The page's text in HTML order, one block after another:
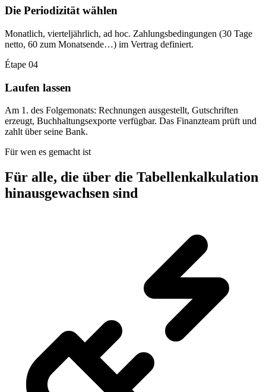
Die Periodizität wählen
Monatlich, vierteljährlich, ad hoc. Zahlungsbedingungen (30 Tage
netto, 60 zum Monatsende…) im Vertrag definiert.
Étape 04
Laufen lassen
Am 1. des Folgemonats: Rechnungen ausgestellt, Gutschriften
erzeugt, Buchhaltungsexporte verfügbar. Das Finanzteam prüft und
zahlt über seine Bank.
Für wen es gemacht ist
Für alle, die über die Tabellenkalkulation
hinausgewachsen sind